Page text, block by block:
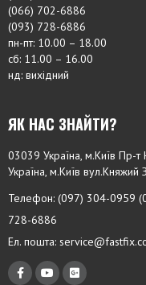
(066) 702-6886
(093) 728-6886
пн-пт: 10.00 – 18.00
сб: 11.00 – 16.00
нд: вихідний
ЯК НАС ЗНАЙТИ?
03039 Україна, м.Київ Пр-т
Україна, м.Київ вул.Княжий
Телефон: (097) 304-0959
728-6886
Ел. пошта:
f
y
f